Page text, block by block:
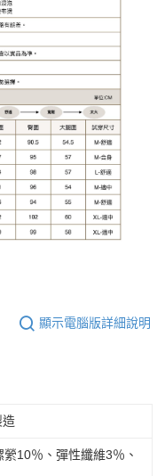
顯示電腦版詳細說明
造
10％、彈性纖維3％、